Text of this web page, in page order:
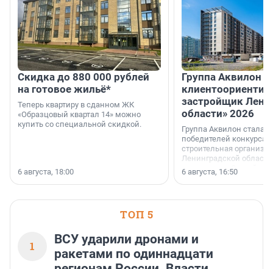
Скидка до 880 000 рублей
на готовое жильё*
Теперь квартиру в сданном ЖК
«Образцовый квартал 14» можно
купить со специальной скидкой.
6 августа, 18:00
Группа Аквилон
застройщик
области» 2026
Группа Аквилон стала
победителей конкурса
строительная
Ленинградской области
номинации «Самый
застройщик
области».
6 августа, 16:50
ТОП 5
1
ВСУ ударили дронами и
ракетами по одиннадцати